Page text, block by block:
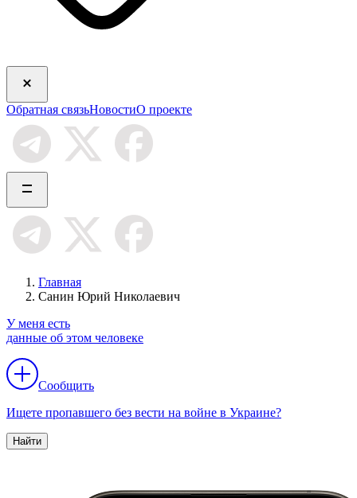
Обратная связьНовостиО проекте
Главная
Санин Юрий Николаевич
У меня есть
данные об этом человеке
Сообщить
Ищете пропавшего без вести на войне в Украине?
Найти